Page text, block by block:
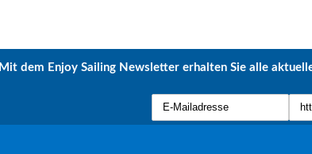
Mit dem Enjoy Sailing Newsletter erhalten Sie alle